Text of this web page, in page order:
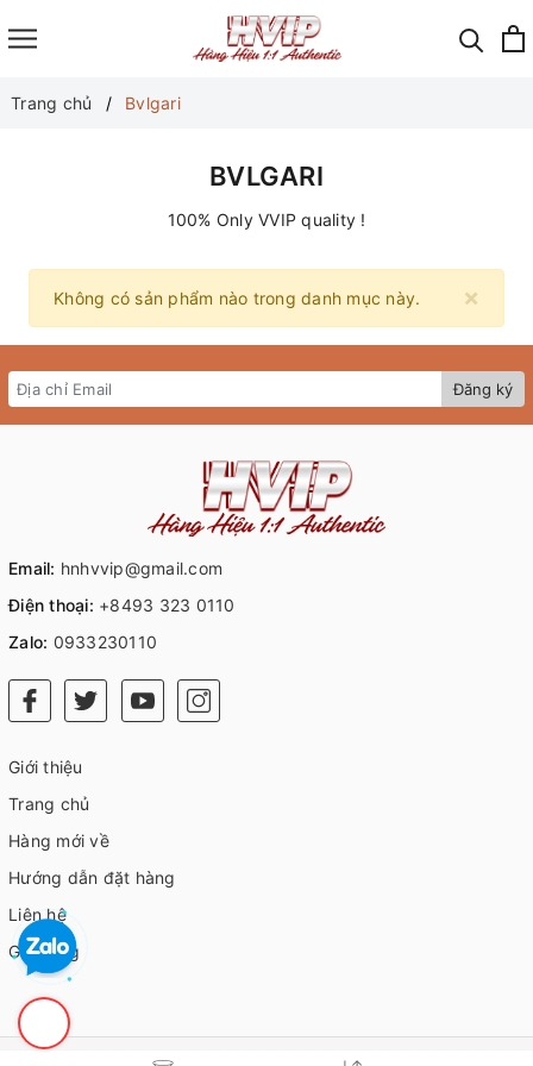
Trang chủ Bvlgari
BVLGARI
100% Only VVIP quality !
×
Không có sản phẩm nào trong danh mục này.
Đăng ký
Email: hnhvvip@gmail.com
Điện thoại: +8493 323 0110
Zalo: 0933230110
Giới thiệu
Trang chủ
Hàng mới về
Hướng dẫn đặt hàng
Liên hệ
Giỏ hàng
© Bản quyền thuộc về HVIP